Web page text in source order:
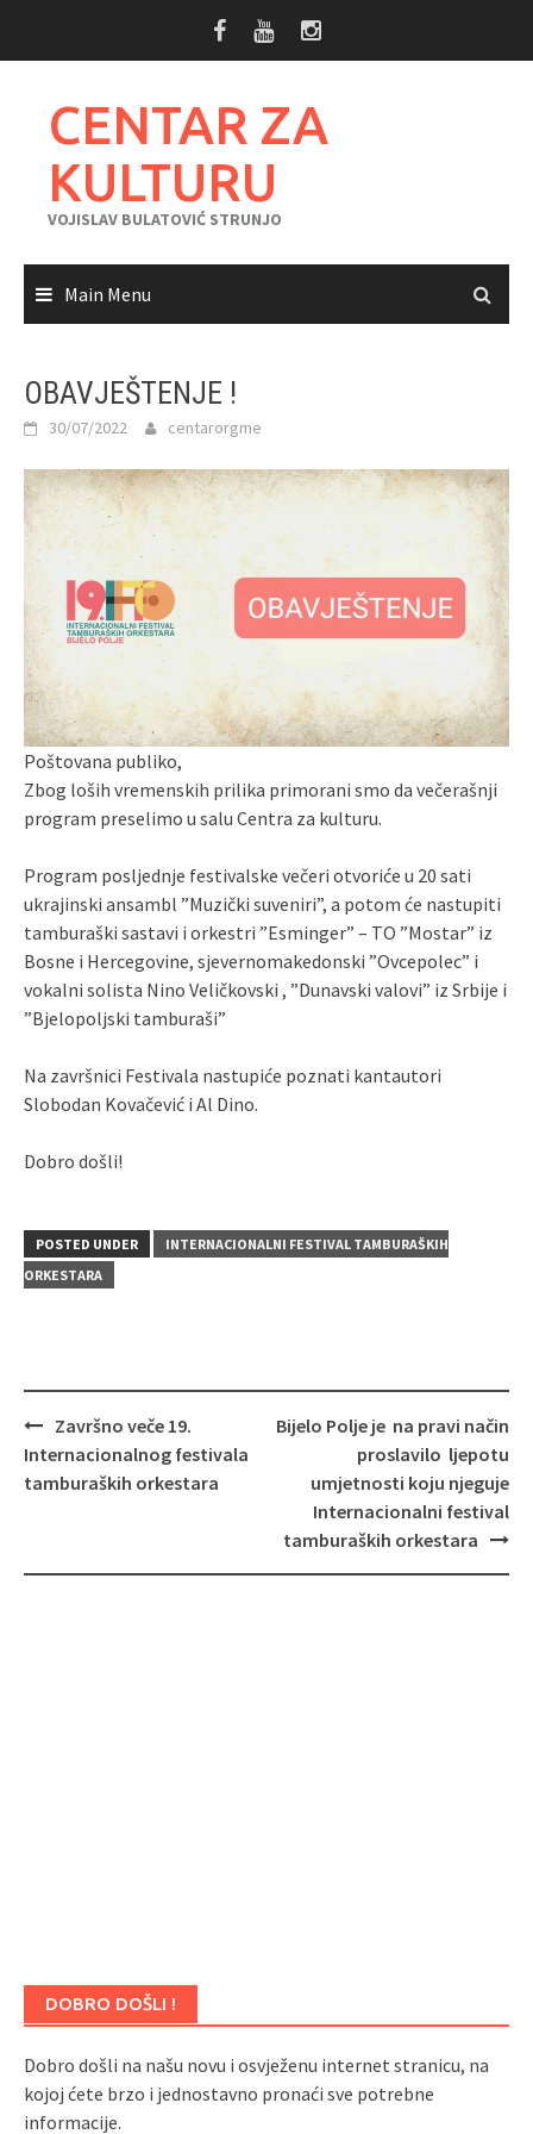
CENTAR ZA
KULTURU
VOJISLAV BULATOVIĆ STRUNJO
Main Menu
OBAVJEŠTENJE !
30/07/2022 centarorgme
Poštovana publiko,
Zbog loših vremenskih prilika primorani smo da večerašnji
program preselimo u salu Centra za kulturu.
Program posljednje festivalske večeri otvoriće u 20 sati
ukrajinski ansambl ”Muzički suveniri”, a potom će nastupiti
tamburaški sastavi i orkestri ”Esminger” – TO ”Mostar” iz
Bosne i Hercegovine, sjevernomakedonski ”Ovcepolec” i
vokalni solista Nino Veličkovski , ”Dunavski valovi” iz Srbije i
”Bjelopoljski tamburaši”
Na završnici Festivala nastupiće poznati kantautori
Slobodan Kovačević i Al Dino.
Dobro došli!
POSTED UNDER
INTERNACIONALNI FESTIVAL TAMBURAŠKIH
ORKESTARA
Post
navigation
Završno veče 19.
Internacionalnog festivala
tamburaških orkestara
Bijelo Polje je na pravi način
proslavilo ljepotu
umjetnosti koju njeguje
Internacionalni festival
tamburaških orkestara
DOBRO DOŠLI !
Dobro došli na našu novu i osvježenu internet stranicu, na
kojoj ćete brzo i jednostavno pronaći sve potrebne
informacije.